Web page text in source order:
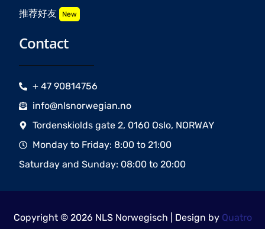
推荐好友 New
Contact
+ 47 90814756
info@nlsnorwegian.no
Tordenskiolds gate 2, 0160 Oslo, NORWAY
Monday to Friday: 8:00 to 21:00
Saturday and Sunday: 08:00 to 20:00
Copyright © 2026 NLS Norwegisch | Design by Quatro